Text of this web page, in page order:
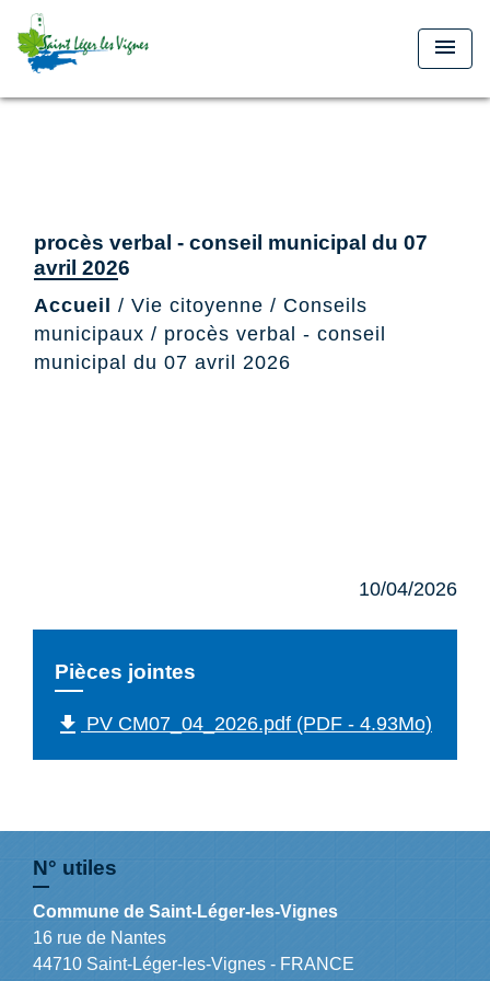
menu
procès verbal - conseil municipal du 07
avril 2026
Accueil / Vie citoyenne / Conseils
municipaux / procès verbal - conseil
municipal du 07 avril 2026
10/04/2026
Pièces jointes
file_download PV CM07_04_2026.pdf (PDF - 4.93Mo)
N° utiles
Commune de Saint-Léger-les-Vignes
16 rue de Nantes
44710 Saint-Léger-les-Vignes - FRANCE